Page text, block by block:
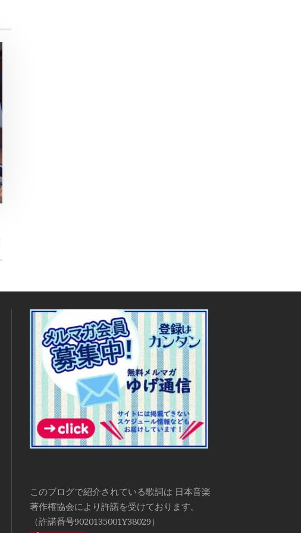
このブログで紹介されている歌詞は 日本音楽
著作権協会により許諾を受けております。
（許諾番号9020135001Y38029）